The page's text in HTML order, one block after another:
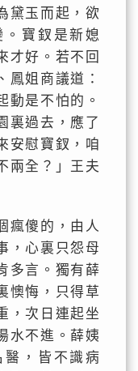
黛玉而起，欲
寶釵是新媳
才好。若不回
鳳姐商議道：
動是不怕的。
裏過去，應了
安慰寶釵，咱
兩全？」王夫
瘋傻的，由人
，心裏只怨母
多言。獨有薛
懊悔，只得草
，次日連起坐
水不進。薛姨
，皆不識病